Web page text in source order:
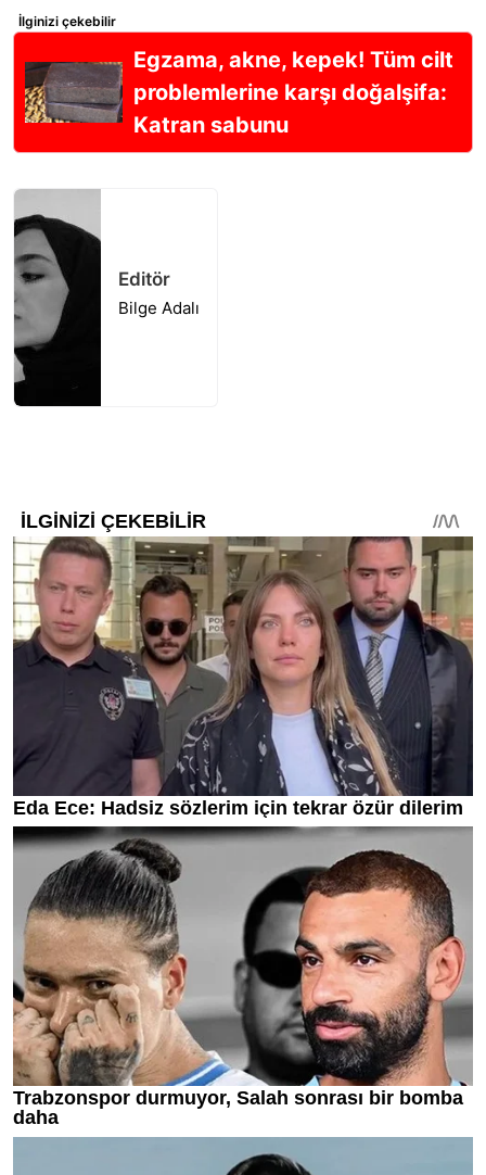
İlginizi çekebilir
Egzama, akne, kepek! Tüm cilt
problemlerine karşı doğalşifa:
Katran sabunu
Editör
Bilge Adalı